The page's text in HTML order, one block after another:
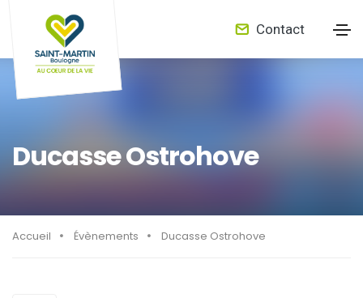
Contact
Ducasse Ostrohove
Accueil Évènements Ducasse Ostrohove